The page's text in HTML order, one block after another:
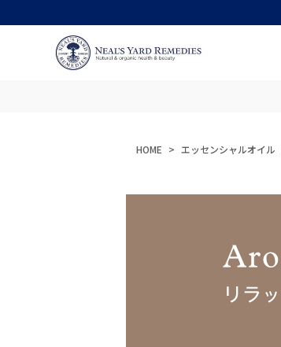
HOME エッセンシャルオイル